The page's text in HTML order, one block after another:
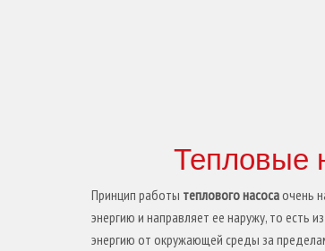
Тепловые
Принцип работы теплового насосаочень
энергию и направляет ее наружу, то есть
энергию от окружающей среды за